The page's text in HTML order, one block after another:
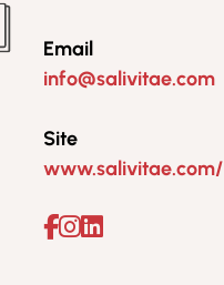
Email
info@salivitae.com
Site
www.salivitae.com/